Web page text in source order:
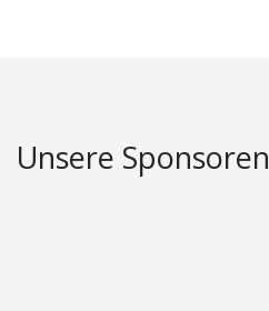
Unsere Sponsoren